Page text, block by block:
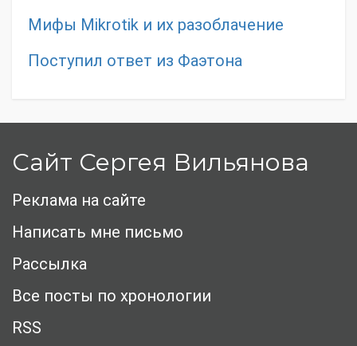
Мифы Mikrotik и их разоблачение
Поступил ответ из Фаэтона
Сайт Сергея Вильянова
Реклама на сайте
Написать мне письмо
Рассылка
Все посты по хронологии
RSS